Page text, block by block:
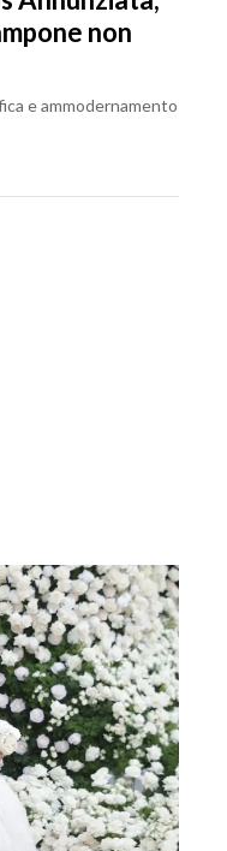
non
e ammodernamento